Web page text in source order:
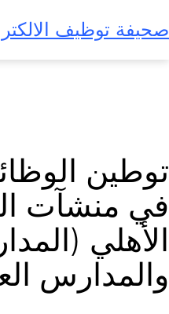
إلى
المحتوى
صحيفة توظيف
توطين
في منشآت
الأهلي
والمدارس